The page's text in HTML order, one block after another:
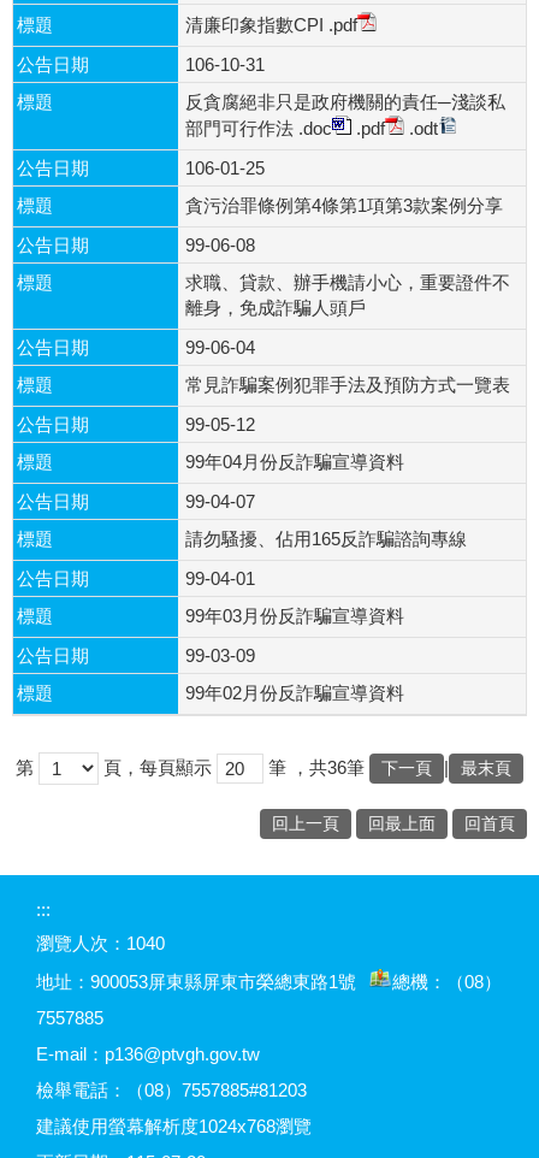
標題
清廉印象指數CPI .pdf
公告日期
106-10-31
標題
反貪腐絕非只是政府機關的責任─淺談私
部門可行作法 .doc .pdf
.odt
公告日期
106-01-25
標題
貪污治罪條例第4條第1項第3款案例分享
公告日期
99-06-08
標題
求職、貸款、辦手機請小心，重要證件不
離身，免成詐騙人頭戶
公告日期
99-06-04
標題
常見詐騙案例犯罪手法及預防方式一覽表
公告日期
99-05-12
標題
99年04月份反詐騙宣導資料
公告日期
99-04-07
標題
請勿騷擾、佔用165反詐騙諮詢專線
公告日期
99-04-01
標題
99年03月份反詐騙宣導資料
公告日期
99-03-09
標題
99年02月份反詐騙宣導資料
第 頁，每頁顯示 筆 ，共36筆 下一頁 | 最末頁
回上一頁 回最上面 回首頁
:::
瀏覽人次： 1040
地址：900053屏東縣屏東市榮總東路1號
總機：（08）
7557885
E-mail：p136@ptvgh.gov.tw
檢舉電話：（08）7557885#81203
建議使用螢幕解析度1024x768瀏覽